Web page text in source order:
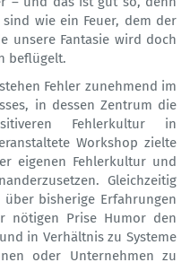
wie ein Feuer, dem der
unsere Fantasie wird doch
beflügelt.
Fehler zunehmend im
in dessen Zentrum die
Fehlerkultur in
Workshop zielte
eigenen Fehlerkultur und
Gleichzeitig
bisherige Erfahrungen
nötigen Prise Humor den
in Verhältnis zu Systeme
oder Unternehmen zu